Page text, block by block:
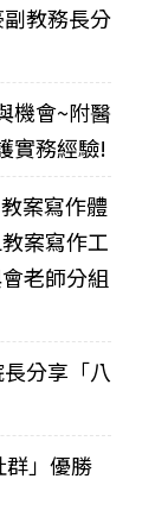
教務長分
機會~附醫
實務經驗!
案寫作體
案寫作工
老師分組
分享「八
群」優勝